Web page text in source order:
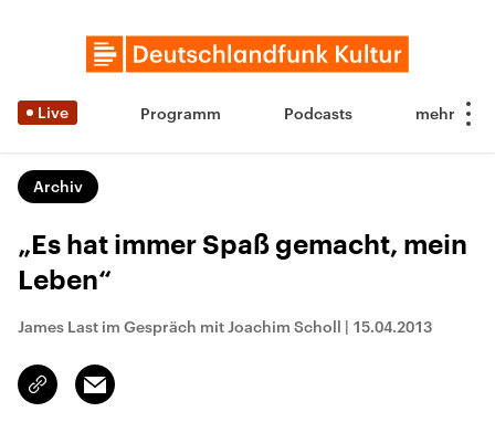
Live Programm Podcasts
Archiv
„Es hat immer Spaß gemacht, mein
Leben“
James Last im Gespräch mit Joachim Scholl | 15.04.2013
Link
kopieren/teilen
Email